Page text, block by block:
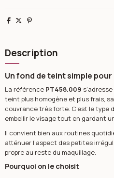
Partager
TweetPinterest
Description
Un fond de teint simple
La référence PT458.009
teint plus homogène et plus frais,
couvrance très forte. C’est le type
embellir le visage tout en gardant
Il convient bien aux routines
atténuer l’aspect des petites
propre au reste du maquillage.
Pourquoi on le choisit